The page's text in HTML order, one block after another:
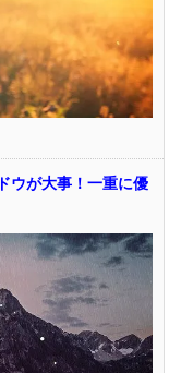
ウが大事！一重に優